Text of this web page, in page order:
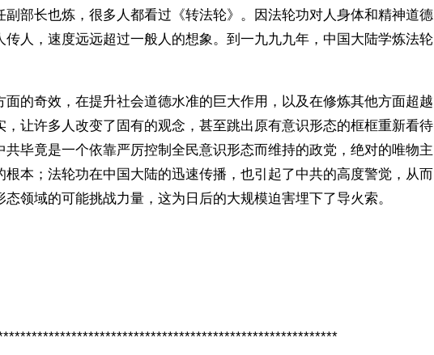
副部长也炼，很多人都看过《转法轮》。因法轮功对人身体和精神道德
传人，速度远远超过一般人的想象。到一九九九年，中国大陆学炼法轮
面的奇效，在提升社会道德水准的巨大作用，以及在修炼其他方面超越
，让许多人改变了固有的观念，甚至跳出原有意识形态的框框重新看待
共毕竟是一个依靠严厉控制全民意识形态而维持的政党，绝对的唯物主
根本；法轮功在中国大陆的迅速传播，也引起了中共的高度警觉，从而
领域的可能挑战力量，这为日后的大规模迫害埋下了导火索。